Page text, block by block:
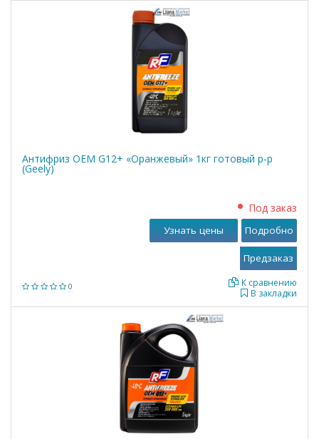
Антифриз OEM G12+ «Оранжевый» 1кг готовый р-р
(Geely)
0
Под заказ
В закладки
К сравнению
Узнать цены Подробно